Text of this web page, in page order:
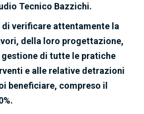
Tecnico Bazzichi.
di verificare attentamente la
della loro progettazione,
gestione di tutte le pratiche
e alle relative detrazioni
beneficiare, compreso il